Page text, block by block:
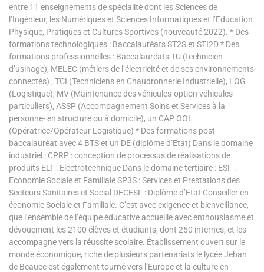
entre 11 enseignements de spécialité dont les Sciences de
l’Ingénieur, les Numériques et Sciences Informatiques et l’Education
Physique, Pratiques et Cultures Sportives (nouveauté 2022). * Des
formations technologiques : Baccalauréats ST2S et STI2D * Des
formations professionnelles : Baccalauréats TU (technicien
d’usinage); MELEC (métiers de l’électricité et de ses environnements
connectés) , TCI (Techniciens en Chaudronnerie Industrielle), LOG
(Logistique), MV (Maintenance des véhicules-option véhicules
particuliers), ASSP (Accompagnement Soins et Services à la
personne- en structure ou à domicile), un CAP OOL
(Opératrice/Opérateur Logistique) * Des formations post
baccalauréat avec 4 BTS et un DE (diplôme d’Etat) Dans le domaine
industriel : CPRP : conception de processus de réalisations de
produits ELT : Electrotechnique Dans le domaine tertiaire : ESF :
Economie Sociale et Familiale SP3S : Services et Prestations des
Secteurs Sanitaires et Social DECESF : Diplôme d’Etat Conseiller en
économie Sociale et Familiale. C’est avec exigence et bienveillance,
que l’ensemble de l’équipe éducative accueille avec enthousiasme et
dévouement les 2100 élèves et étudiants, dont 250 internes, et les
accompagne vers la réussite scolaire. Établissement ouvert sur le
monde économique, riche de plusieurs partenariats le lycée Jehan
de Beauce est également tourné vers l’Europe et la culture en